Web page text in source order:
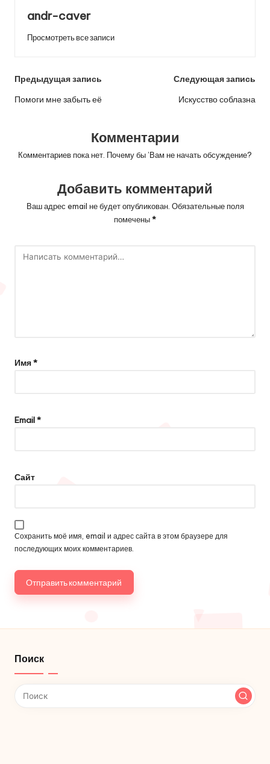
andr-caver
Просмотреть все записи
Навигация
по
Предыдущая запись
Помоги мне забыть её
Следующая запись
Искусство соблазна
Комментарии
Комментариев пока нет. Почему бы ’Вам не начать обсуждение?
Добавить комментарий
Ваш адрес email не будет опубликован. Обязательные поля
помечены*
Имя*
Email*
Сайт
Сохранить моё имя, email и адрес сайта в этом браузере для
последующих моих комментариев.
Поиск